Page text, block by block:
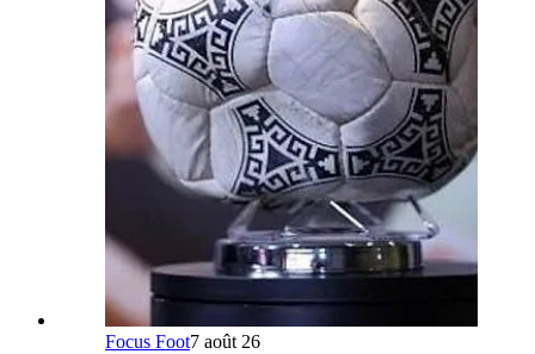
Focus Foot7 août 26